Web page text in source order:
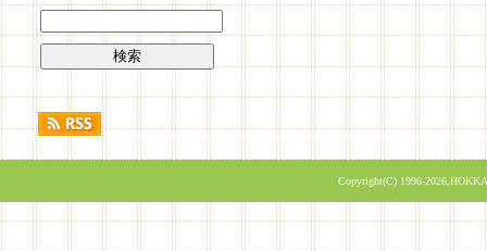
Copyright(C) 1996-